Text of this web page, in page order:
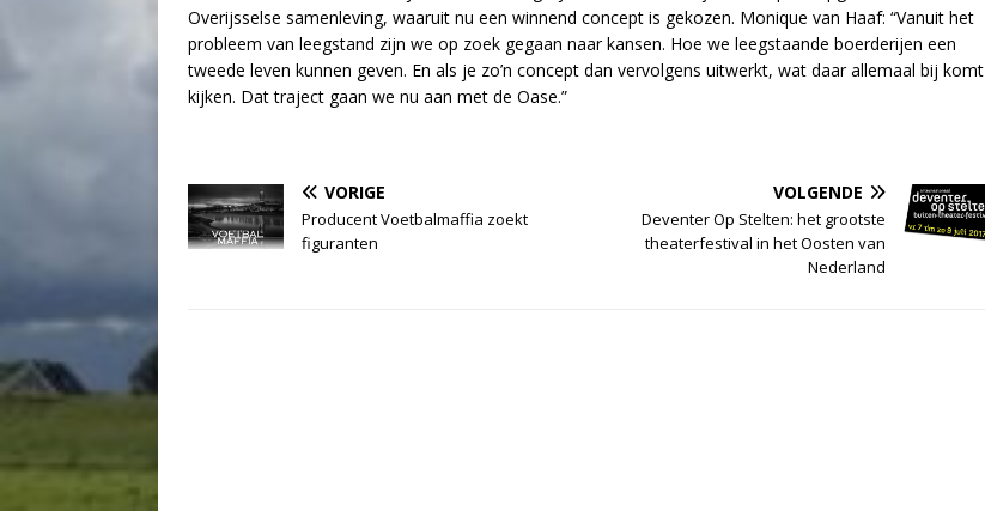
Overijsselse samenleving, waaruit nu een winnend concept is gekozen. Monique van Haaf: “Vanuit het
probleem van leegstand zijn we op zoek gegaan naar kansen. Hoe we leegstaande boerderijen een
tweede leven kunnen geven. En als je zo’n concept dan vervolgens uitwerkt, wat daar allemaal bij komt
kijken. Dat traject gaan we nu aan met de Oase.”
VORIGE
Producent Voetbalmaffia zoekt
figuranten
VOLGENDE
Deventer Op Stelten: het grootste
theaterfestival in het Oosten van
Nederland